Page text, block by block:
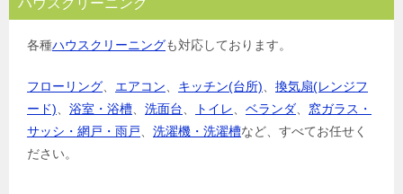
各種ハウスクリーニングも対応しております。
フローリング エアコン キッチン(台所)
換気扇(レンジフ
ード)
浴室・浴槽 洗面台 トイレ ベランダ
窓ガラス・
サッシ・網戸・雨戸
洗濯機・洗濯槽など、すべてお任せく
ださい。